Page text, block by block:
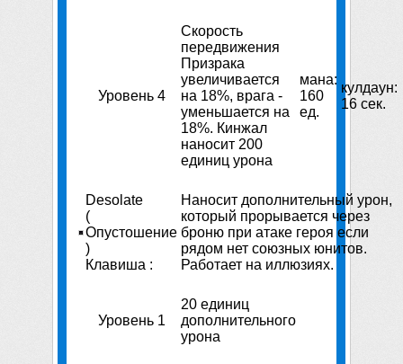
Уровень 4
Скорость
передвижения
Призрака
увеличивается
на 18%, врага -
уменьшается на
18%. Кинжал
наносит 200
единиц урона
мана:
160
ед.
кулдаун:
16 сек.
Desolate
(
Опустошение
)
Клавиша :
Наносит дополнительный урон,
который прорывается через
броню при атаке героя если
рядом нет союзных юнитов.
Работает на иллюзиях.
Уровень 1
20 единиц
дополнительного
урона